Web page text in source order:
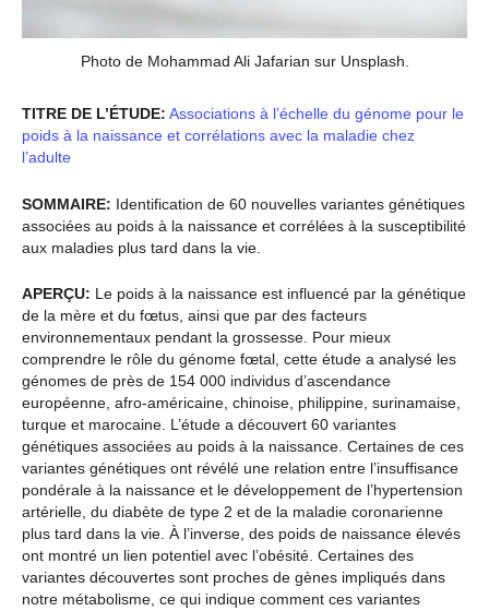
Photo de Mohammad Ali Jafarian sur Unsplash.
TITRE DE L’ÉTUDE: Associations à l’échelle du génome pour le
poids à la naissance et corrélations avec la maladie chez
l’adulte
SOMMAIRE: Identification de 60 nouvelles variantes génétiques
associées au poids à la naissance et corrélées à la susceptibilité
aux maladies plus tard dans la vie.
APERÇU: Le poids à la naissance est influencé par la génétique
de la mère et du fœtus, ainsi que par des facteurs
environnementaux pendant la grossesse. Pour mieux
comprendre le rôle du génome fœtal, cette étude a analysé les
génomes de près de 154 000 individus d’ascendance
européenne, afro-américaine, chinoise, philippine, surinamaise,
turque et marocaine. L’étude a découvert 60 variantes
génétiques associées au poids à la naissance. Certaines de ces
variantes génétiques ont révélé une relation entre l’insuffisance
pondérale à la naissance et le développement de l’hypertension
artérielle, du diabète de type 2 et de la maladie coronarienne
plus tard dans la vie. À l’inverse, des poids de naissance élevés
ont montré un lien potentiel avec l’obésité. Certaines des
variantes découvertes sont proches de gènes impliqués dans
notre métabolisme, ce qui indique comment ces variantes